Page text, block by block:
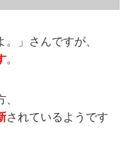
」さんですが、
。
されているようです